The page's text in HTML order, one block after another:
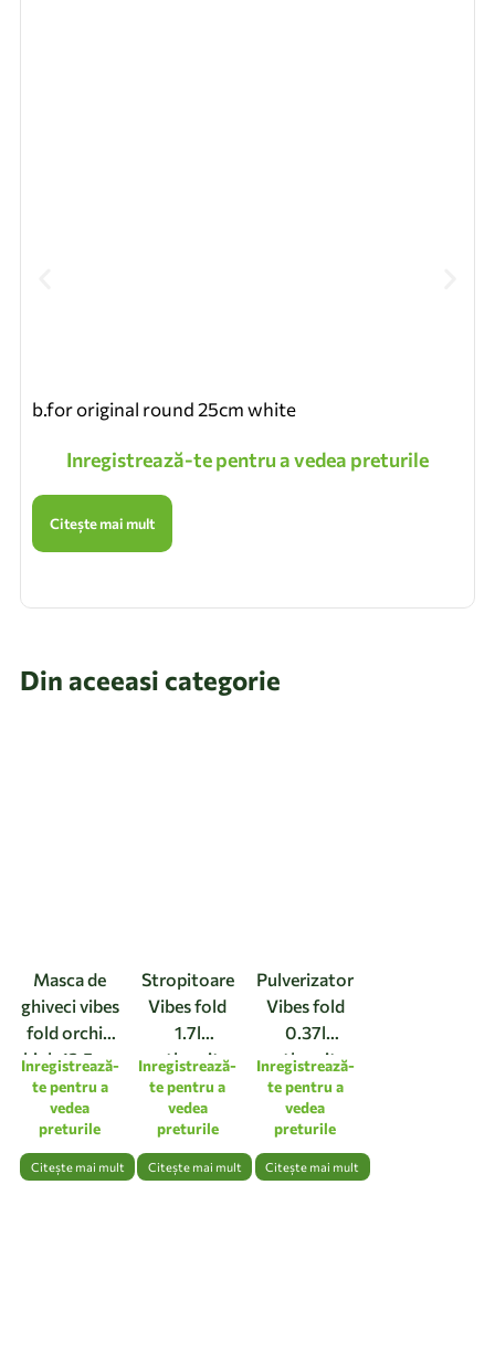
b.for original round 25cm white
Inregistrează-te pentru a vedea preturile
Citește mai mult
Din aceeasi categorie
Masca de
ghiveci vibes
fold orchid
high 12,5cm
linen white
Inregistrează-
te pentru a
vedea
preturile
Citește mai mult
Stropitoare
Vibes fold
1.7l
anthracite
Inregistrează-
te pentru a
vedea
preturile
Citește mai mult
Pulverizator
Vibes fold
0.37l
anthracite
Inregistrează-
te pentru a
vedea
preturile
Citește mai mult